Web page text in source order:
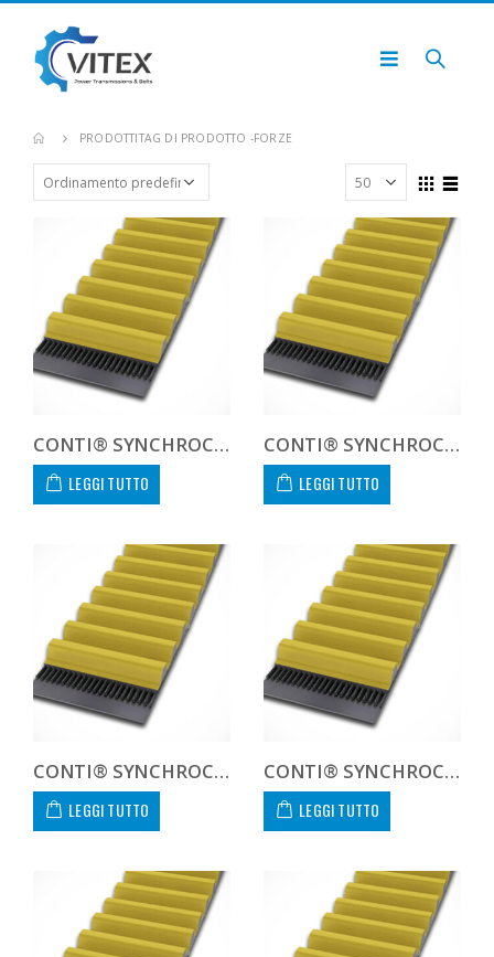
PRODOTTITAG DI PRODOTTO -FORZE
CONTI® SYNCHROCHAIN CARBON CTD 14M 994 20 C
LEGGI TUTTO
CONTI® SYNCHROCHAIN CARBON CTD 14M 994 37 C
LEGGI TUTTO
CONTI® SYNCHROCHAIN CARBON CTD 14M 994 68 C
LEGGI TUTTO
CONTI® SYNCHROCHAIN CARBON CTD 14M 994 90 C
LEGGI TUTTO